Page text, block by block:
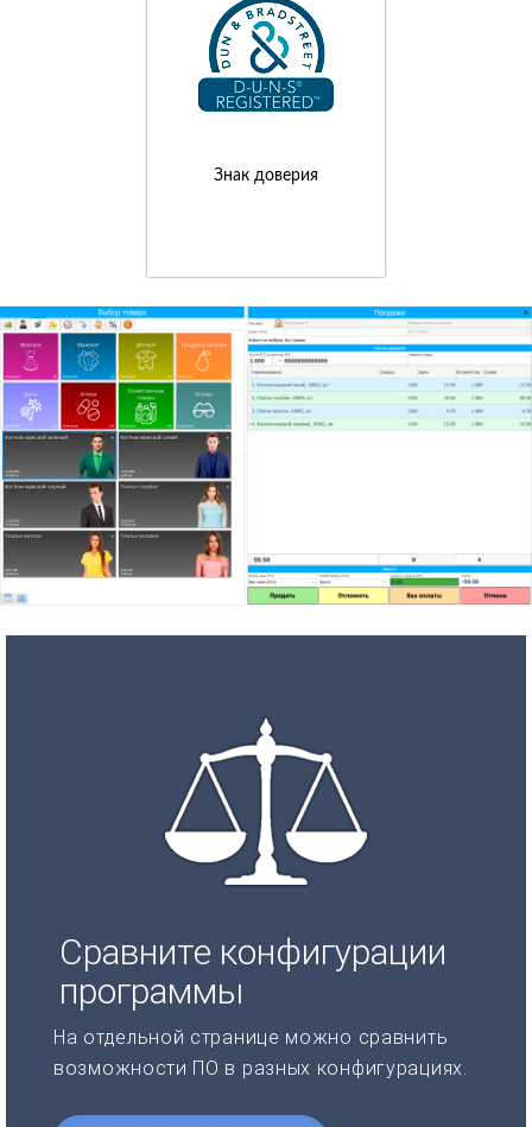
Знак доверия
Сравните конфигурации
программы
На отдельной странице можно сравнить
возможности ПО в разных конфигурациях.